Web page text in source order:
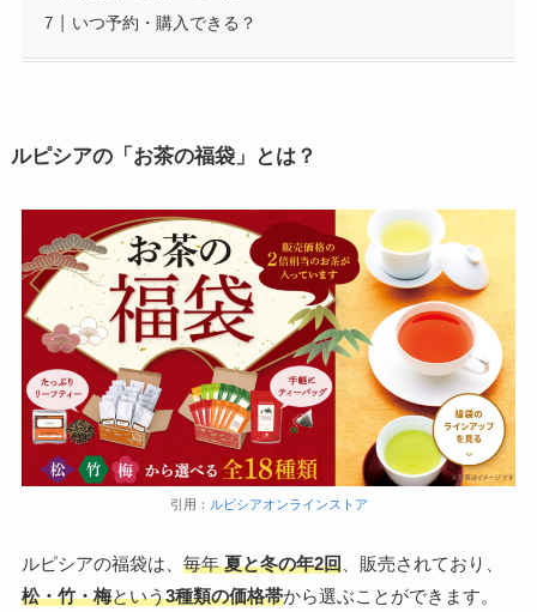
いつ予約・購入できる？
ルピシアの「お茶の福袋」とは？
引用： ルピシアオンラインストア
ルピシアの福袋は、 毎年夏と冬の年2回、販売されており、
松・竹・梅という3種類の価格帯から選ぶことができます。